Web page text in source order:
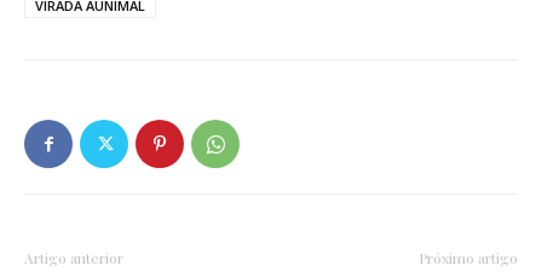
VIRADA AUNIMAL
Artigo anterior Próximo artigo